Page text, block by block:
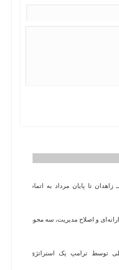
زاهدان تا پایان مرداد به اتمام
و اصلاح مدیریت، سه محور
توسط ترامپ یک استراتژی